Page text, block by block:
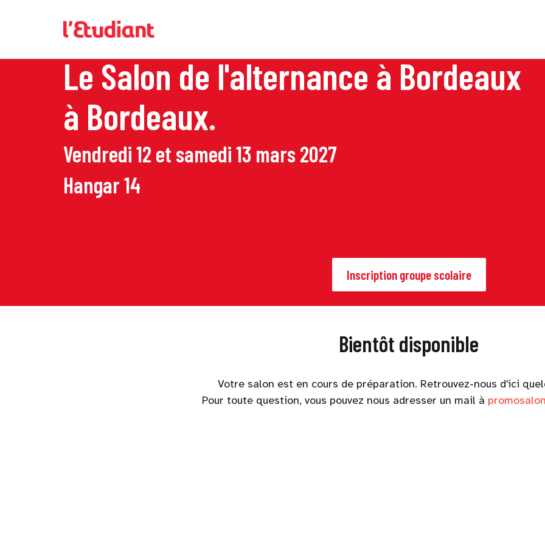
Le Salon de l'alternance à Bordeaux
à Bordeaux.
Vendredi 12 et samedi 13 mars 2027
Hangar 14
Inscription groupe scolaire
Bientôt disponible
Votre salon est en cours de préparation. Retrouvez-nous d'ici
Pour toute question, vous pouvez nous adresser un mail à